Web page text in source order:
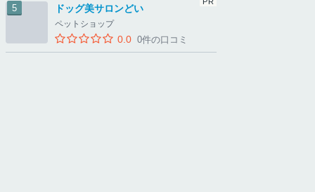
ドッグ美サロンどい
ペットショップ
0.0 0件の口コミ